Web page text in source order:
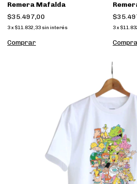
Remera Mafalda
$35.497,00
3x $11.832,33 sin interés
Comprar
3 x